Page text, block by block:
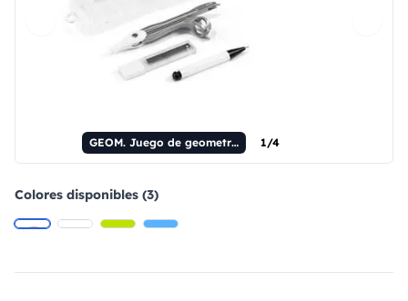
GEOM. Juego de geometría escolar en un estuche PP. 1/4
Colores disponibles (3)